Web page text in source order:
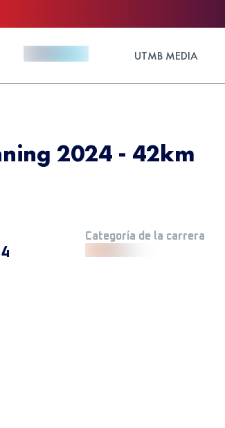
UTMB MEDIA
2024 - 42km
Categoría de la carrera